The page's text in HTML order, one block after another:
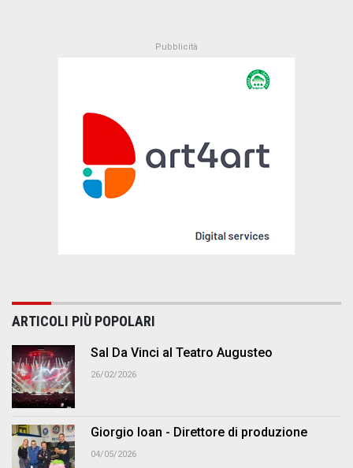
ARTICOLI PIÙ POPOLARI
Sal Da Vinci al Teatro Augusteo
26/02/2026
Giorgio Ioan - Direttore di produzione
04/05/2026